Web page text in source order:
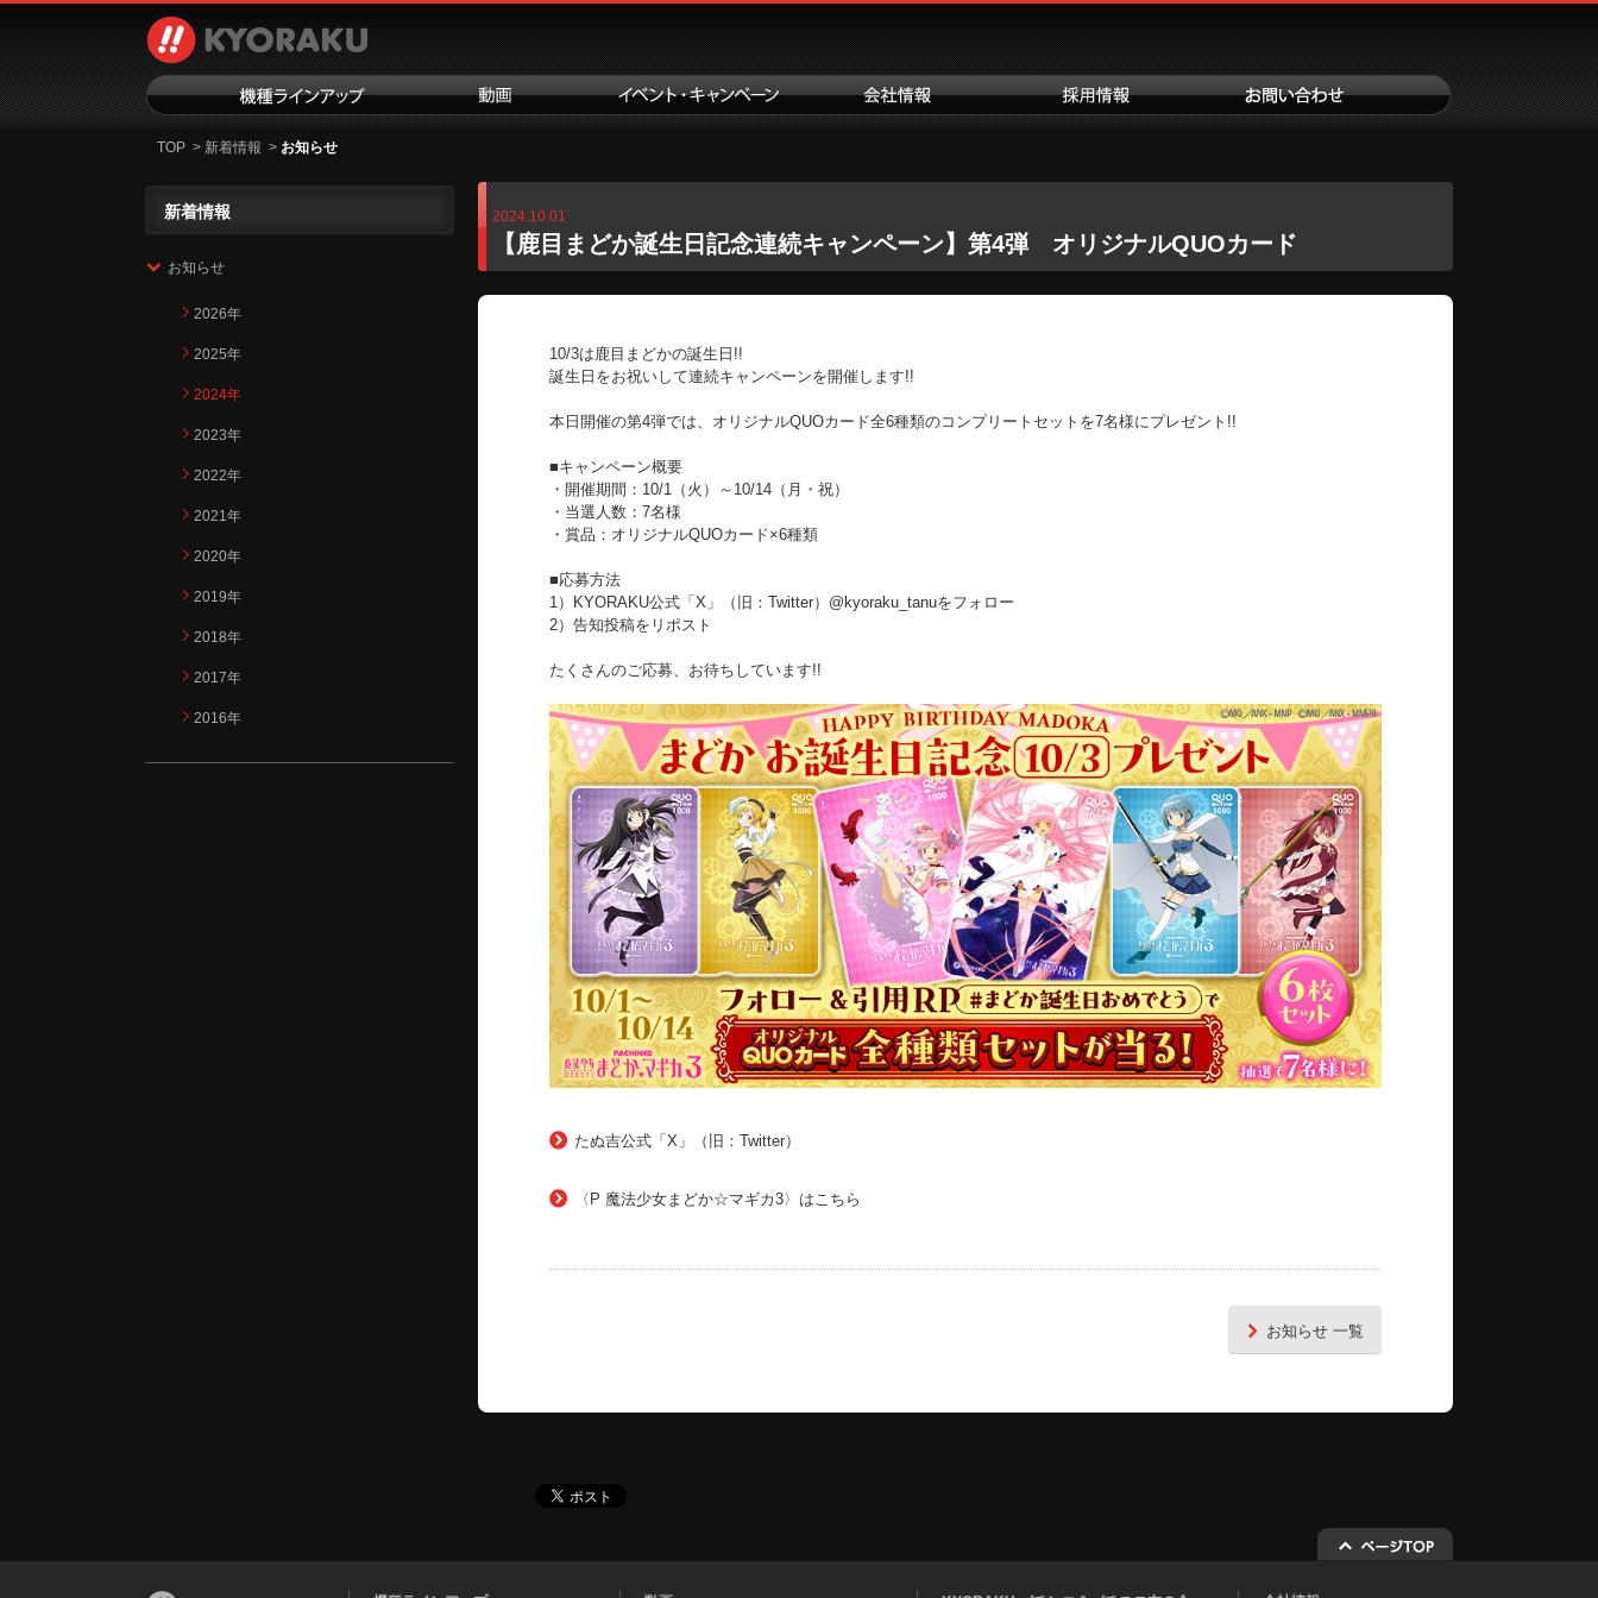
TOP > 新着情報 > お知らせ
新着情報
お知らせ
2026年
2025年
2024年
2023年
2022年
2021年
2020年
2019年
2018年
2017年
2016年
2024.10.01
【鹿目まどか誕生日記念連続キャンペーン】第4弾 オリジナルQUOカード
10/3は鹿目まどかの誕生日!!
誕生日をお祝いして連続キャンペーンを開催します!!
本日開催の第4弾では、オリジナルQUOカード全6種類のコンプリートセットを7名様にプレゼント!!
■キャンペーン概要
・開催期間：10/1（火）～10/14（月・祝）
・当選人数：7名様
・賞品：オリジナルQUOカード×6種類
■応募方法
1）KYORAKU公式「X」（旧：Twitter）@kyoraku_tanuをフォロー
2）告知投稿をリポスト
たくさんのご応募、お待ちしています!!
たぬ吉公式「X」（旧：Twitter）
〈P 魔法少女まどか☆マギカ3〉はこちら
お知らせ 一覧